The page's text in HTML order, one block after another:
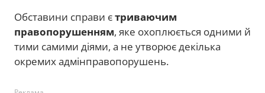
Обставини справи єтриваючим
правопорушенням, яке охоплюється одними й
тими самими діями, а не утворює декілька
окремих адмінправопорушень.